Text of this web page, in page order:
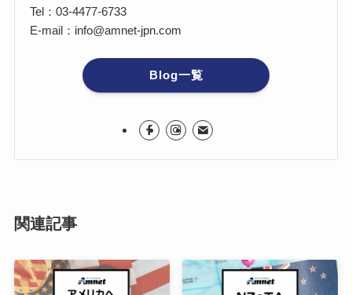
Tel：03-4477-6733
E-mail：info@amnet-jpn.com
Blog一覧
関連記事